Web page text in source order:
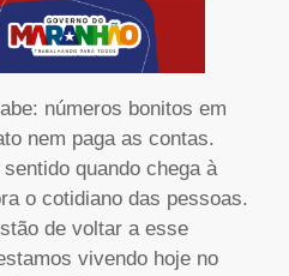
números bonitos em
nem paga as contas.
quando chega à
o cotidiano das pessoas.
de voltar a esse
vivendo hoje no